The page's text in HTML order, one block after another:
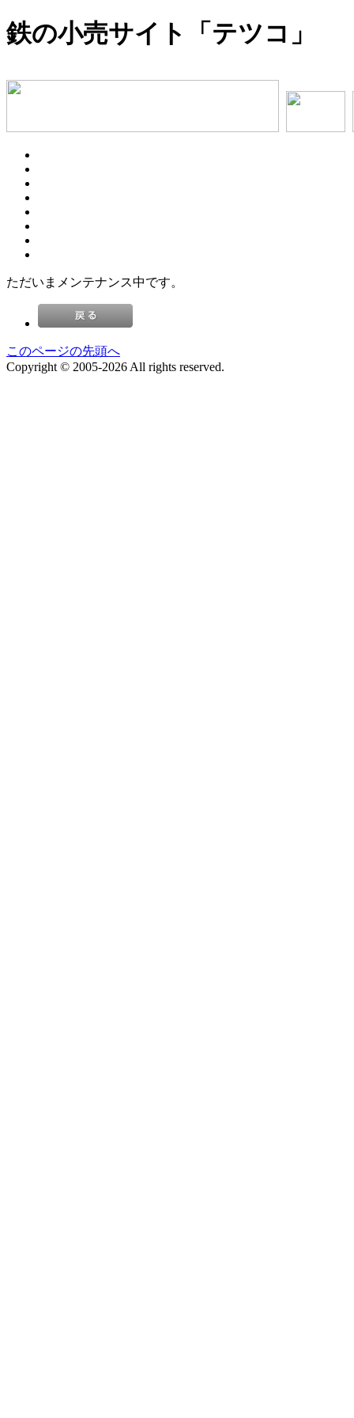
鉄の小売サイト「テツコ」
ただいまメンテナンス中です。
このページの先頭へ
Copyright © 2005-2026 All rights reserved.